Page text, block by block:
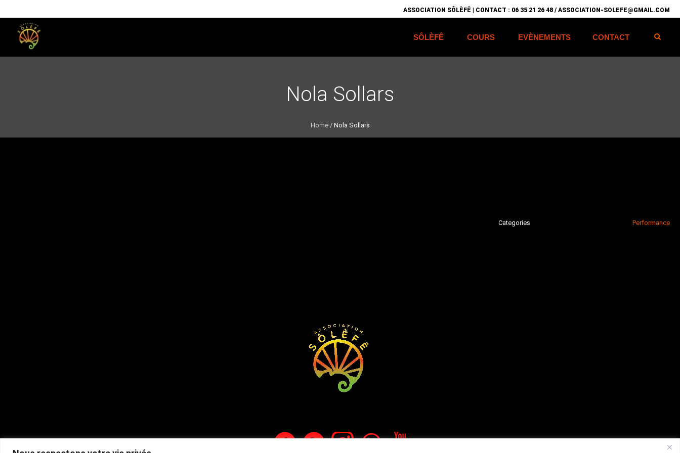
ASSOCIATION SÔLÈFÊ | CONTACT : 06 35 21 26 48 / ASSOCIATION-SOLEFE@GMAIL.COM
SÔLÈFÊ COURS EVÈNEMENTS CONTACT
Nola Sollars
Home / Nola Sollars
Categories Performance